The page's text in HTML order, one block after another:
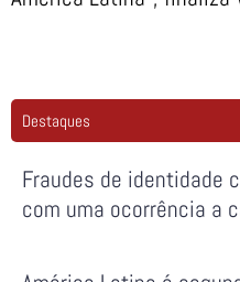
Destaques
Fraudes de identidade
com uma ocorrência a